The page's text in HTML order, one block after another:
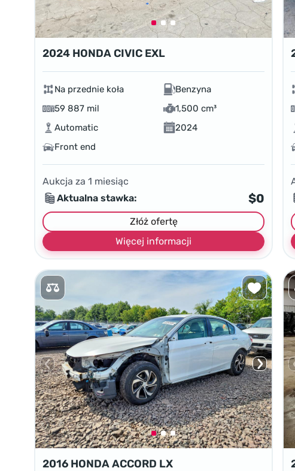
2024 HONDA CIVIC EXL
Na przednie koła
Benzyna
59 887 mil
1,500 cm³
Automatic
2024
Front end
Aukcja za 1 miesiąc
Aktualna stawka:
$0
Złóż ofertę
Więcej informacji
2016 HONDA ACCORD LX